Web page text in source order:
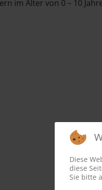
im Alter von 0 – 10
Diese
diese
Sie bitte